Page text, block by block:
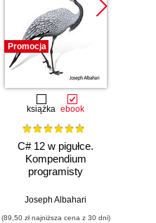
Promocja
książka ebook
C# 12 w pigułce.
Kompendium
programisty
Joseph Albahari
(89,50 zł najniższa cena z 30 dni)